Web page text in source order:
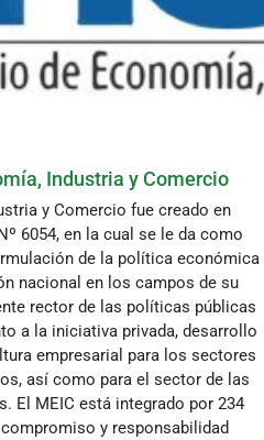
Industria y Comercio
y Comercio fue creado en
6054, en la cual se le da como
de la política económica
nacional en los campos de su
rector de las políticas públicas
a la iniciativa privada, desarrollo
empresarial para los sectores
así como para el sector de las
El MEIC está integrado por 234
y responsabilidad